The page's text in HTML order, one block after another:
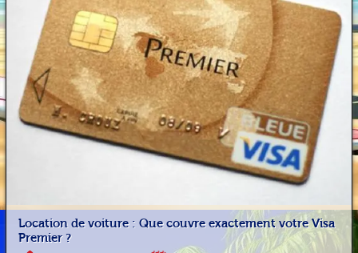
Location de voiture : Que couvre exactement votre Visa
Premier ?